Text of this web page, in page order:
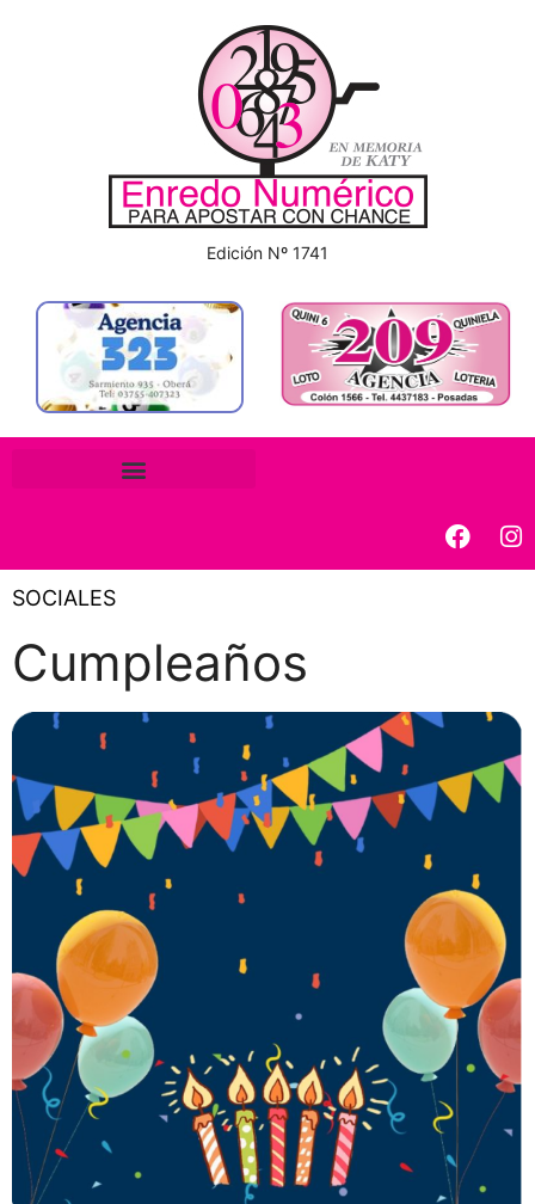
Edición Nº 1741
SOCIALES
Cumpleaños